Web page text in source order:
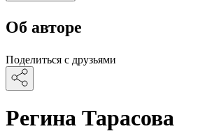
Об авторе
Поделиться с друзьями
Регина Тарасова